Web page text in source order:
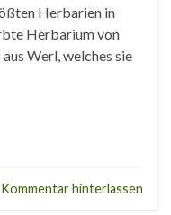
Herbarien in
Herbarium von
Werl, welches sie
Kommentar hinterlassen